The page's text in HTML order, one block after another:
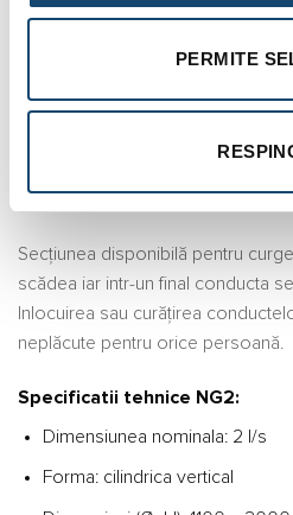
PERMITE
subteran NG2
Grăsimile din apele uzate se
care atacă conductele.
pereţilor conductelor.
Secţiunea disponibilă pentru
scădea iar intr-un final conducta
Inlocuirea sau curăţirea
neplăcute pentru orice persoană.
Specificatii tehnice NG2:
Dimensiunea nominala: 2 l/s
Forma: cilindrica vertical